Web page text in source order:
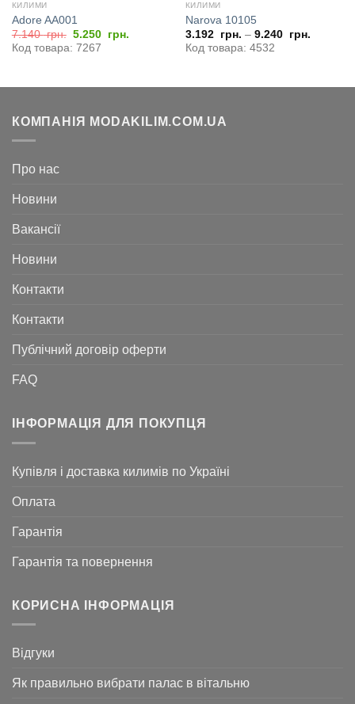
КИЛИМИ
Adore AA001
7.140грн. Оригінальна
ціна:
7.140
5.250 грн.Поточна
Код товара: 7267
КИЛИМИ
Narova 10105
3.192 грн. – 9.240 грн.
Код товара: 4532
КОМПАНІЯ MODAKILIM.COM.UA
Про нас
Новини
Вакансії
Новини
Контакти
Контакти
Публічний договір оферти
FAQ
ІНФОРМАЦІЯ ДЛЯ ПОКУПЦЯ
Купівля і доставка килимів по Україні
Оплата
Гарантія
Гарантія та повернення
КОРИСНА ІНФОРМАЦІЯ
Відгуки
Як правильно вибрати палас в вітальню